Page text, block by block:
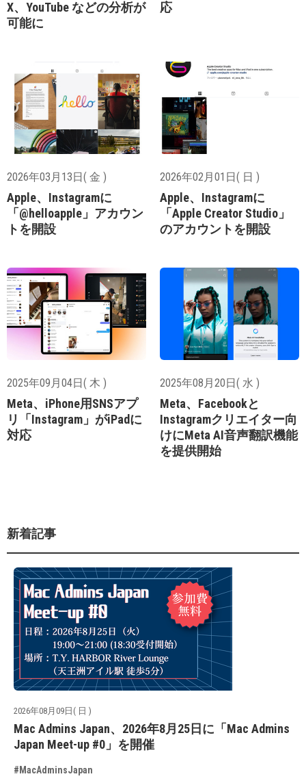
X、YouTube などの分析が
可能に
応
2026年03月13日( 金 )
Apple、Instagramに
「@helloapple」アカウン
トを開設
2026年02月01日( 日 )
Apple、Instagramに
「Apple Creator Studio」
のアカウントを開設
2025年09月04日( 木 )
Meta、iPhone用SNSアプ
リ「Instagram」がiPadに
対応
2025年08月20日( 水 )
Meta、Facebookと
Instagramクリエイター向
けにMeta AI音声翻訳機能
を提供開始
新着記事
2026年08月09日( 日 )
Mac Admins Japan、2026年8月25日に「Mac Admins
Japan Meet-up #0」を開催
#MacAdminsJapan